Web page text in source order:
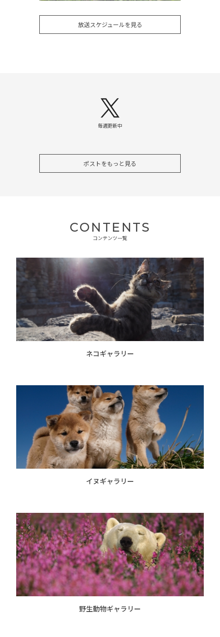
放送スケジュールを見る
毎週更新中
ポストをもっと見る
CONTENTS
コンテンツ一覧
ネコギャラリー
イヌギャラリー
野生動物ギャラリー